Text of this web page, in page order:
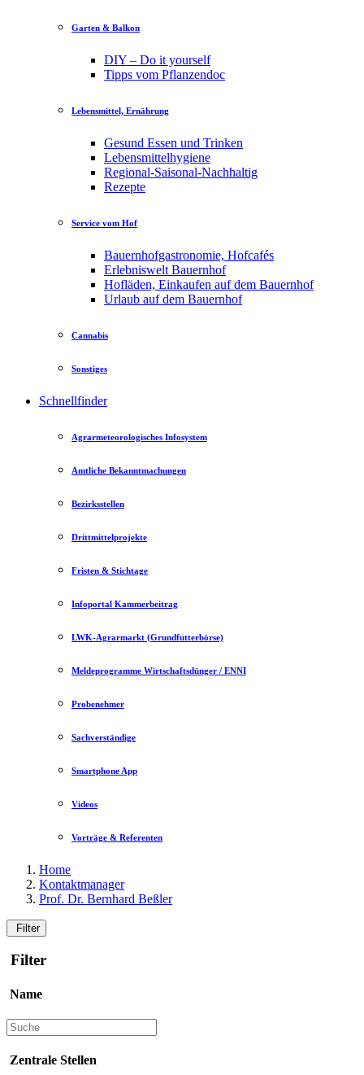
Garten & Balkon
DIY – Do it yourself
Tipps vom Pflanzendoc
Lebensmittel, Ernährung
Gesund Essen und Trinken
Lebensmittelhygiene
Regional-Saisonal-Nachhaltig
Rezepte
Service vom Hof
Bauernhofgastronomie, Hofcafés
Erlebniswelt Bauernhof
Hofläden, Einkaufen auf dem Bauernhof
Urlaub auf dem Bauernhof
Cannabis
Sonstiges
Schnellfinder
Agrarmeteorologisches Infosystem
Amtliche Bekanntmachungen
Bezirksstellen
Drittmittelprojekte
Fristen & Stichtage
Infoportal Kammerbeitrag
LWK-Agrarmarkt (Grundfutterbörse)
Meldeprogramme Wirtschaftsdünger / ENNI
Probenehmer
Sachverständige
Smartphone App
Videos
Vorträge & Referenten
Home
Kontaktmanager
Prof. Dr. Bernhard Beßler
Filter
Filter
Name
Zentrale Stellen